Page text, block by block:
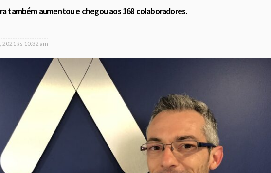
também aumentou e chegou aos 168 colaboradores.
2021 às 10:32 am